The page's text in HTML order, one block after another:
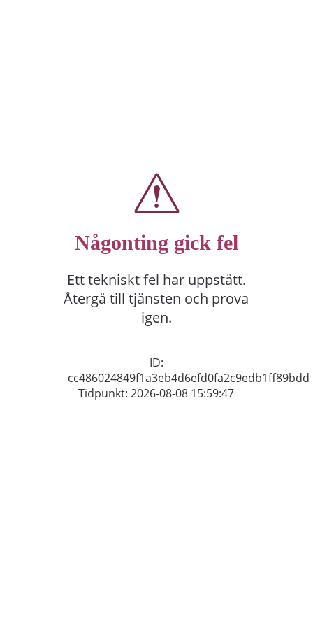
Någonting gick fel
Ett tekniskt fel har uppstått.
Återgå till tjänsten och prova
igen.
ID:
_cc486024849f1a3eb4d6efd0fa2c9edb1ff89bdd
Tidpunkt: 2026-08-08 15:59:47